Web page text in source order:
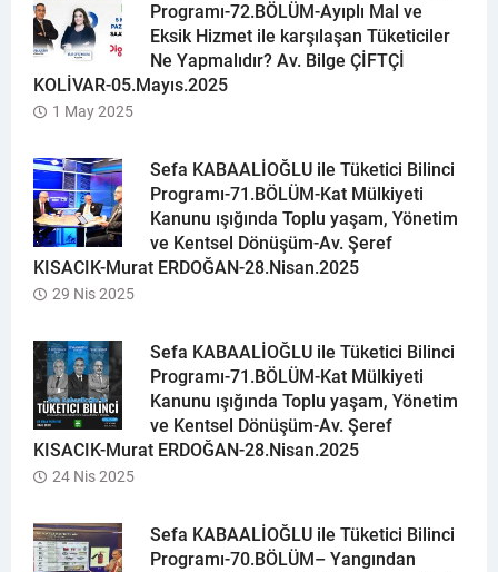
Programı-72.BÖLÜM-Ayıplı Mal ve
Eksik Hizmet ile karşılaşan Tüketiciler
Ne Yapmalıdır? Av. Bilge ÇİFTÇİ
KOLİVAR-05.Mayıs.2025
1 May 2025
Sefa KABAALİOĞLU ile Tüketici Bilinci
Programı-71.BÖLÜM-Kat Mülkiyeti
Kanunu ışığında Toplu yaşam, Yönetim
ve Kentsel Dönüşüm-Av. Şeref
KISACIK-Murat ERDOĞAN-28.Nisan.2025
29 Nis 2025
Sefa KABAALİOĞLU ile Tüketici Bilinci
Programı-71.BÖLÜM-Kat Mülkiyeti
Kanunu ışığında Toplu yaşam, Yönetim
ve Kentsel Dönüşüm-Av. Şeref
KISACIK-Murat ERDOĞAN-28.Nisan.2025
24 Nis 2025
Sefa KABAALİOĞLU ile Tüketici Bilinci
Programı-70.BÖLÜM– Yangından